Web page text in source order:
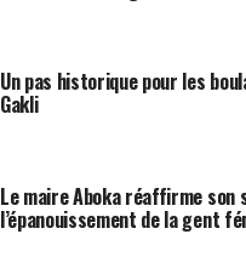
Un pas historique pour les
Gakli
Le maire Aboka réaffirme son
l’épanouissement de la gent